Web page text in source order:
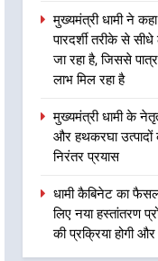
3
4
5
मुख्यमंत्री धामी ने
पारदर्शी तरीके से सीधे
जा रहा है, जिससे
लाभ मिल रहा है
मुख्यमंत्री धामी के
और हथकरघा उत्पादों
निरंतर प्रयास
धामी कैबिनेट का
लिए नया हस्तांतरण
की प्रक्रिया होगी और